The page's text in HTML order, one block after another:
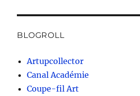
BLOGROLL
Artupcollector
Canal Académie
Coupe-fil Art